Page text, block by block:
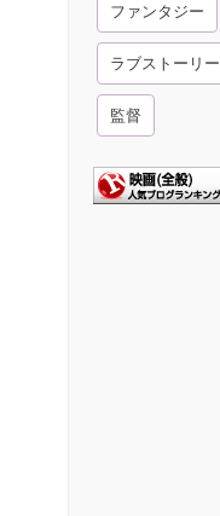
ファンタジー
ラブストーリー
監督